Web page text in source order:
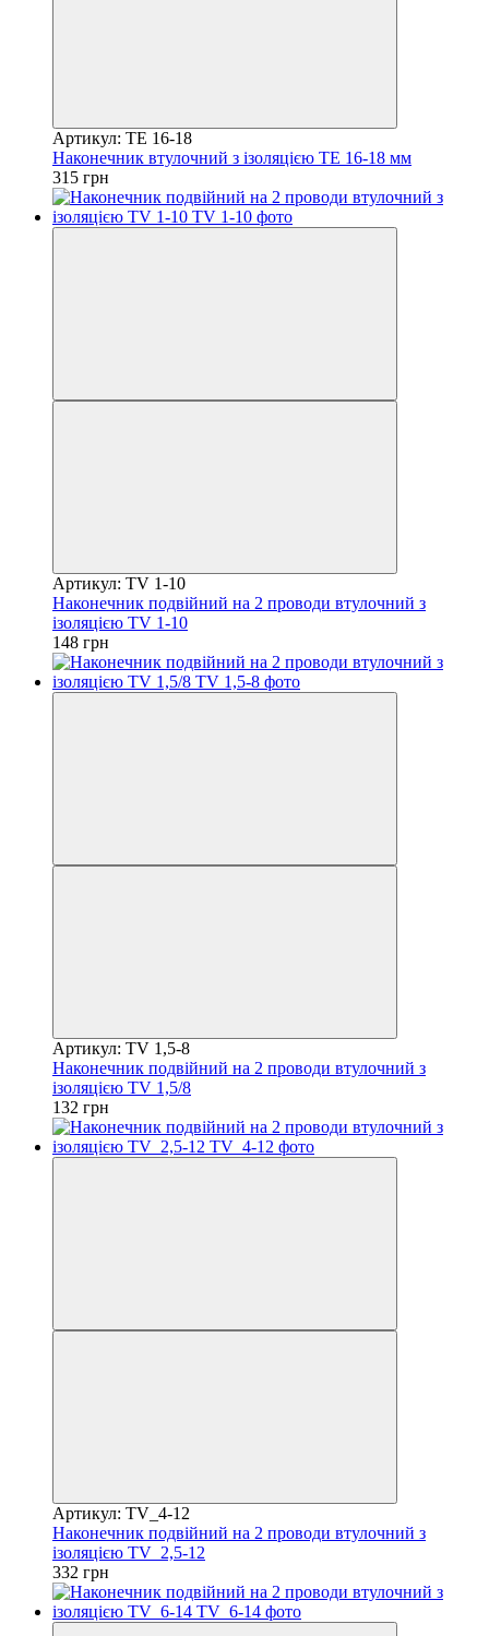
Артикул: TE 16-18
Наконечник втулочний з ізоляцією TE 16-18 мм
315 грн
Артикул: TV 1-10
Наконечник подвійний на 2 проводи втулочний з
ізоляцією TV 1-10
148 грн
Артикул: ТV 1,5-8
Наконечник подвійний на 2 проводи втулочний з
ізоляцією ТV 1,5/8
132 грн
Артикул: TV_4-12
Наконечник подвійний на 2 проводи втулочний з
ізоляцією TV_2,5-12
332 грн